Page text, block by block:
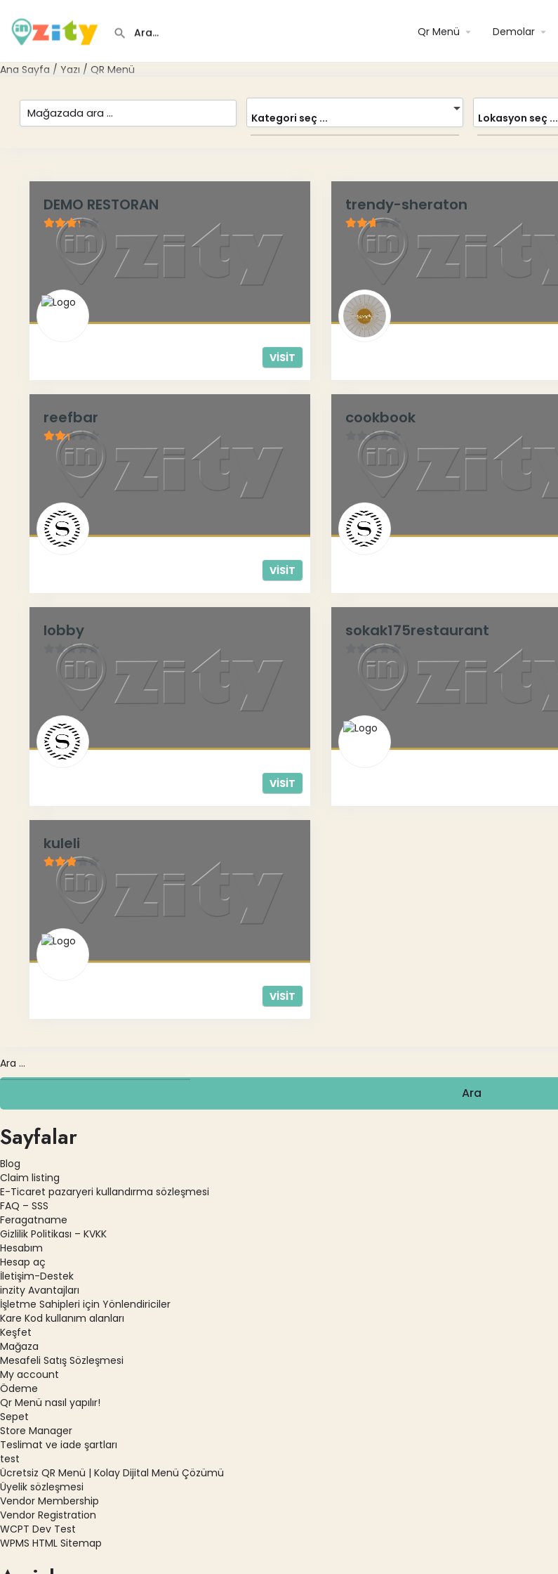
Qr Menü Demolar
Ana Sayfa / Yazı / QR Menü
Kategori seç ... Lokasyon seç ...
DEMO RESTORAN
3.17 / 5
VISIT
trendy-sheraton
2.62
/
reefbar
2.26
/
VISIT
cookbook
lobby
VISIT
sokak175restaurant
kuleli
2.78 / 5
VISIT
Sayfalar
Blog
Claim listing
E-Ticaret pazaryeri kullandırma sözleşmesi
FAQ – SSS
Feragatname
Gizlilik Politikası – KVKK
Hesabım
Hesap aç
İletişim-Destek
inzity Avantajları
İşletme Sahipleri için Yönlendiriciler
Kare Kod kullanım alanları
Keşfet
Mağaza
Mesafeli Satış Sözleşmesi
My account
Ödeme
Qr Menü nasıl yapılır!
Sepet
Store Manager
Teslimat ve iade şartları
test
Ücretsiz QR Menü | Kolay Dijital Menü Çözümü
Üyelik sözleşmesi
Vendor Membership
Vendor Registration
WCPT Dev Test
WPMS HTML Sitemap